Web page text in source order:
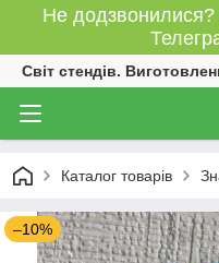
Не додзвонилися?
Світ стендів.
Каталог товарів
–10%